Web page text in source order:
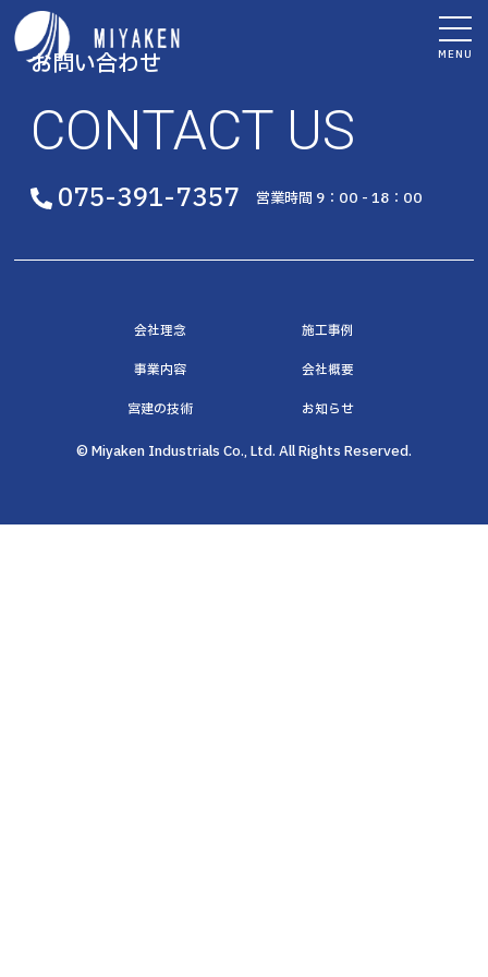
MENU
お問い合わせ
CONTACT US
075-391-7357 営業時間 9：00 - 18：00
会社理念 施工事例
事業内容 会社概要
宮建の技術 お知らせ
© Miyaken Industrials Co., Ltd. All Rights Reserved.